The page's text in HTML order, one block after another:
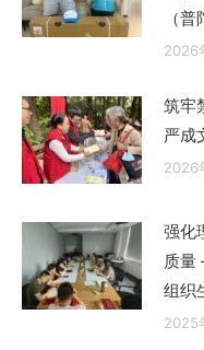
（
2026
筑牢
严成
2026
强化
质量
组织
2025